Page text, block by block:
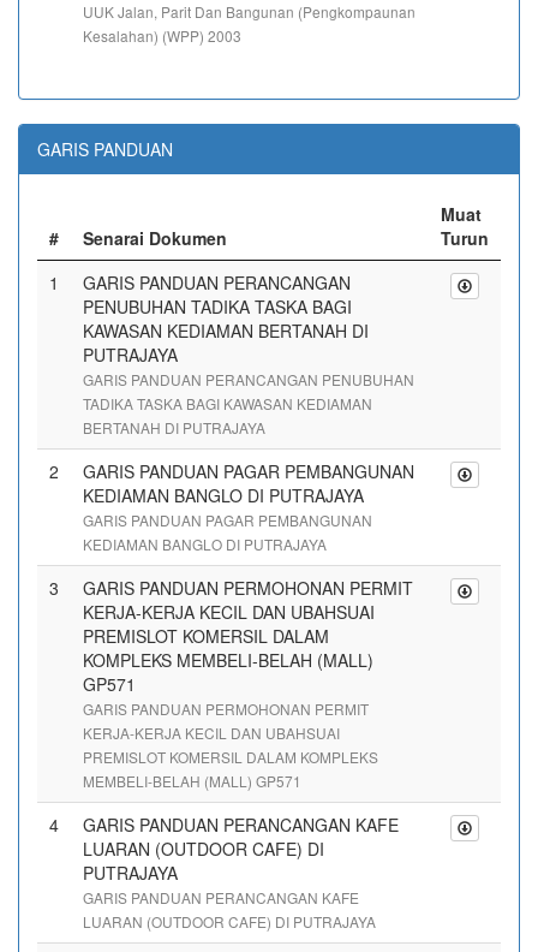
UUK Jalan, Parit Dan Bangunan (Pengkompaunan
Kesalahan) (WPP) 2003
GARIS PANDUAN
# Senarai Dokumen
Muat
Turun
1
GARIS PANDUAN PERANCANGAN
PENUBUHAN TADIKA TASKA BAGI
KAWASAN KEDIAMAN BERTANAH DI
PUTRAJAYA
GARIS PANDUAN PERANCANGAN PENUBUHAN
TADIKA TASKA BAGI KAWASAN KEDIAMAN
BERTANAH DI PUTRAJAYA
2
GARIS PANDUAN PAGAR PEMBANGUNAN
KEDIAMAN BANGLO DI PUTRAJAYA
GARIS PANDUAN PAGAR PEMBANGUNAN
KEDIAMAN BANGLO DI PUTRAJAYA
3
GARIS PANDUAN PERMOHONAN PERMIT
KERJA-KERJA KECIL DAN UBAHSUAI
PREMISLOT KOMERSIL DALAM
KOMPLEKS MEMBELI-BELAH (MALL)
GP571
GARIS PANDUAN PERMOHONAN PERMIT
KERJA-KERJA KECIL DAN UBAHSUAI
PREMISLOT KOMERSIL DALAM KOMPLEKS
MEMBELI-BELAH (MALL) GP571
4
GARIS PANDUAN PERANCANGAN KAFE
LUARAN (OUTDOOR CAFE) DI
PUTRAJAYA
GARIS PANDUAN PERANCANGAN KAFE
LUARAN (OUTDOOR CAFE) DI PUTRAJAYA